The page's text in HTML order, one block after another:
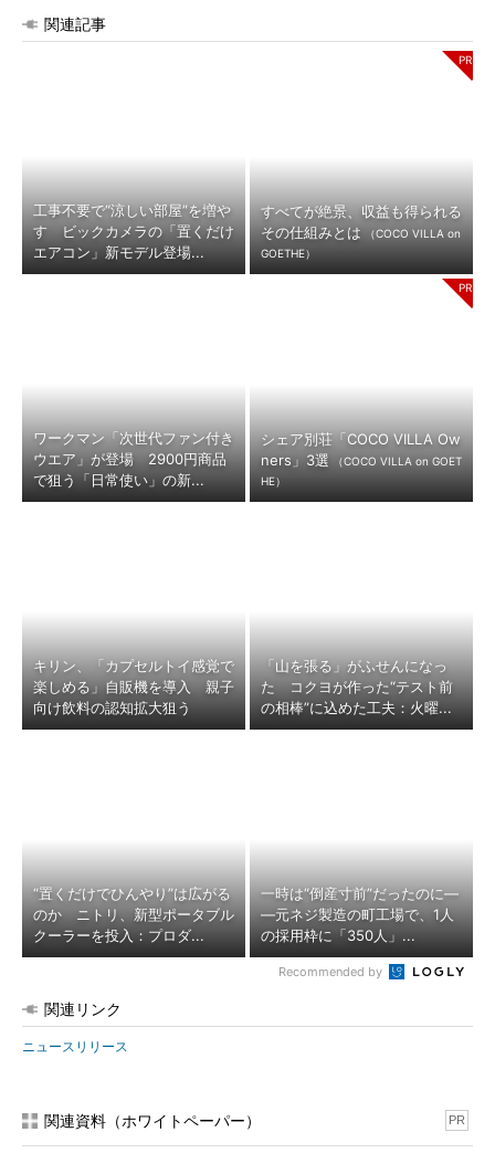
関連記事
工事不要で“涼しい部屋”を増や
す ビックカメラの「置くだけ
エアコン」新モデル登場...
すべてが絶景、収益も得られる
その仕組みとは
（COCO VILLA on
GOETHE）
ワークマン「次世代ファン付き
ウエア」が登場 2900円商品
で狙う「日常使い」の新...
シェア別荘「COCO VILLA Ow
ners」3選
（COCO VILLA on GOET
HE）
キリン、「カプセルトイ感覚で
楽しめる」自販機を導入 親子
向け飲料の認知拡大狙う
「山を張る」がふせんになっ
た コクヨが作った“テスト前
の相棒”に込めた工夫：火曜...
“置くだけでひんやり”は広がる
のか ニトリ、新型ポータブル
クーラーを投入：プロダ...
一時は“倒産寸前”だったのに―
―元ネジ製造の町工場で、1人
の採用枠に「350人」...
Recommended by
関連リンク
ニュースリリース
関連資料（ホワイトペーパー） PR